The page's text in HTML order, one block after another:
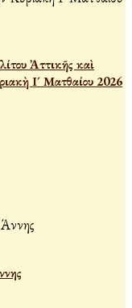
Ἀττικῆς καὶ
Ι´ Ματθαίου 2026